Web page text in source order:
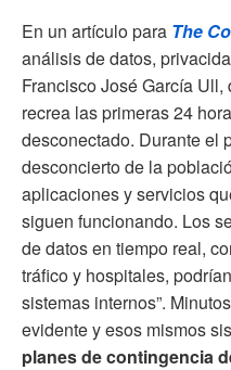
En un artículo para The
análisis de datos,
Francisco José García
recrea las primeras 24
desconectado. Durante el
desconcierto de la
aplicaciones y servicios
siguen funcionando. Los
de datos en tiempo real,
tráfico y hospitales,
sistemas internos”.
evidente y esos mismos
planes de contingencia